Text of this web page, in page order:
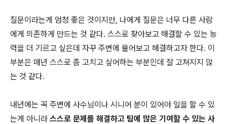
질문이라는게 엄청 좋은 것이지만, 나에게 질문은 너무 다른 사람
에게 의존하게 만드는 것 같다. 스스로 찾아보고 해결할 수 있는 능
력을 더 기르고 싶은데 자꾸 주변에 물어보고 해결하고자 한다. 이
부분은 매년 스스로 좀 고치고 싶어하는 부분인데 잘 고쳐지지 않
는 것 같다.
내년에는 꼭 주변에 사수님이나 시니어 분이 있어야 일을 할 수 있
는게 아니라 스스로 문제를 해결하고 팀에 많은 기여할 수 있는 사